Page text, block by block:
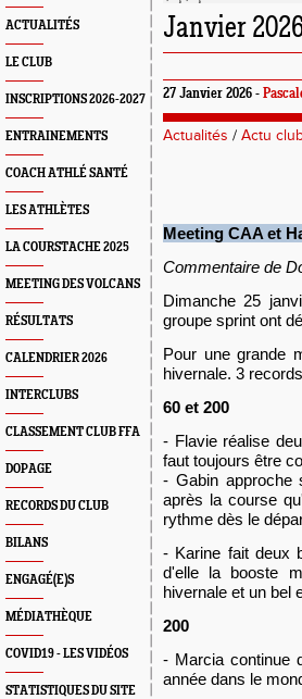
ACTUALITÉS
LE CLUB
INSCRIPTIONS 2026-2027
ENTRAINEMENTS
COACH ATHLÉ SANTÉ
LES ATHLÈTES
LA COURSTACHE 2025
MEETING DES VOLCANS
RÉSULTATS
CALENDRIER 2026
INTERCLUBS
CLASSEMENT CLUB FFA
DOPAGE
RECORDS DU CLUB
BILANS
ENGAGÉ(E)S
MÉDIATHÈQUE
COVID19 - LES VIDÉOS
STATISTIQUES DU SITE
Janvier
27 Janvier 2026 -
Actualités / Actu
Meeting CAA et
Commentaire de
Dimanche 25
groupe sprint ont
Pour une grande
hivernale. 3
60 et 200
- Flavie réalise
faut toujours être
- Gabin approche
après la course
rythme dès le
- Karine fait deux
d'elle la booste
hivernale et un bel
200
- Marcia continue
année dans le